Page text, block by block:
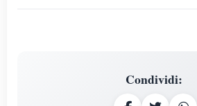
Condividi: